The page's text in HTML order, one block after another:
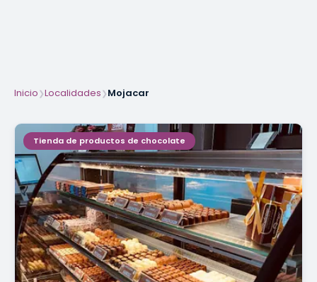
Inicio❯Localidades❯Mojacar
Tienda de productos de chocolate